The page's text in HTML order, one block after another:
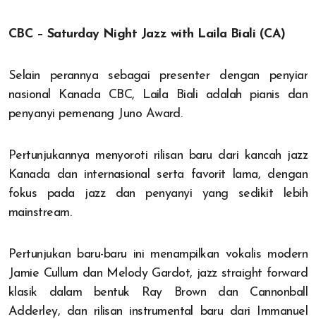
CBC – Saturday Night Jazz with Laila Biali (CA)
Selain perannya sebagai presenter dengan penyiar
nasional Kanada CBC, Laila Biali adalah pianis dan
penyanyi pemenang Juno Award.
Pertunjukannya menyoroti rilisan baru dari kancah jazz
Kanada dan internasional serta favorit lama, dengan
fokus pada jazz dan penyanyi yang sedikit lebih
mainstream.
Pertunjukan baru-baru ini menampilkan vokalis modern
Jamie Cullum dan Melody Gardot, jazz straight forward
klasik dalam bentuk Ray Brown dan Cannonball
Adderley, dan rilisan instrumental baru dari Immanuel